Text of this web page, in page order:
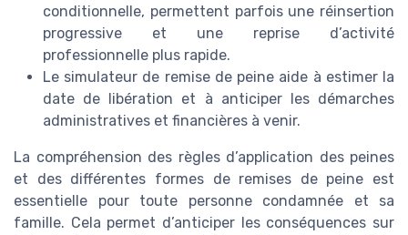
conditionnelle, permettent parfois une réinsertion
progressive et une reprise d’activité
professionnelle plus rapide.
Le simulateur de remise de peine aide à estimer la
date de libération et à anticiper les démarches
administratives et financières à venir.
La compréhension des règles d’application des peines
et des différentes formes de remises de peine est
essentielle pour toute personne condamnée et sa
famille. Cela permet d’anticiper les conséquences sur